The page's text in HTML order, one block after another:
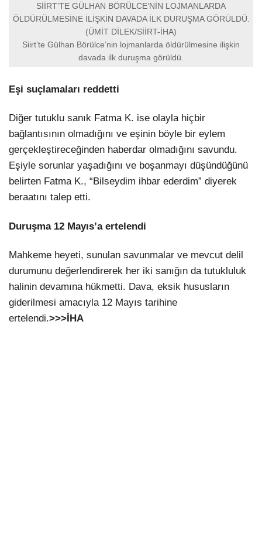
SİİRT’TE GÜLHAN BÖRÜLCE’NİN LOJMANLARDA
ÖLDÜRÜLMESİNE İLİŞKİN DAVADA İLK DURUŞMA GÖRÜLDÜ.
(ÜMİT DİLEK/SİİRT-İHA)
Siirt’te Gülhan Börülce’nin lojmanlarda öldürülmesine ilişkin
davada ilk duruşma görüldü.
Eşi suçlamaları reddetti
Diğer tutuklu sanık Fatma K. ise olayla hiçbir
bağlantısının olmadığını ve eşinin böyle bir eylem
gerçekleştireceğinden haberdar olmadığını savundu.
Eşiyle sorunlar yaşadığını ve boşanmayı düşündüğünü
belirten Fatma K., “Bilseydim ihbar ederdim” diyerek
beraatını talep etti.
Duruşma 12 Mayıs’a ertelendi
Mahkeme heyeti, sunulan savunmalar ve mevcut delil
durumunu değerlendirerek her iki sanığın da tutukluluk
halinin devamına hükmetti. Dava, eksik hususların
giderilmesi amacıyla 12 Mayıs tarihine
ertelendi.>>>İHA